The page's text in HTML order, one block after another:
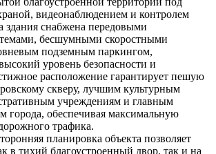
видеонаблюдением и контролем
снабжена передовыми
бесшумными скоростными
подземным паркингом,
уровень безопасности и
расположение гарантирует пешую
скверу, лучшим культурным
учреждениям и главным
города, обеспечивая максимальную
трафика.
планировка объекта позволяет
в тихий благоустроенный двор, так и на